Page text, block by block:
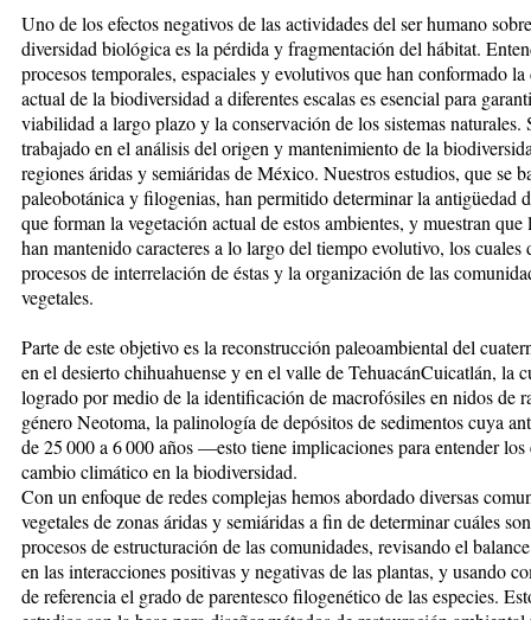
Uno de los efectos negativos de las actividades del ser humano
diversidad biológica es la pérdida y fragmentación del hábitat.
procesos temporales, espaciales y evolutivos que han conformado
actual de la biodiversidad a diferentes escalas es esencial para
viabilidad a largo plazo y la conservación de los sistemas naturales.
trabajado en el análisis del origen y mantenimiento de la
regiones áridas y semiáridas de México. Nuestros estudios, que se
paleobotánica y filogenias, han permitido determinar la antigüedad
que forman la vegetación actual de estos ambientes, y muestran que
han mantenido caracteres a lo largo del tiempo evolutivo, los cuales
procesos de interrelación de éstas y la organización de las
vegetales.
Parte de este objetivo es la reconstrucción paleoambiental del
en el desierto chihuahuense y en el valle de TehuacánCuicatlán, la
logrado por medio de la identificación de macrofósiles en nidos de
género Neotoma, la palinología de depósitos de sedimentos cuya
de 25 000 a 6 000 años —esto tiene implicaciones para entender los
cambio climático en la biodiversidad.
Con un enfoque de redes complejas hemos abordado diversas
vegetales de zonas áridas y semiáridas a fin de determinar cuáles
procesos de estructuración de las comunidades, revisando el
en las interacciones positivas y negativas de las plantas, y usando
de referencia el grado de parentesco filogenético de las especies.